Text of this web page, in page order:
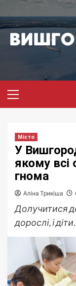
до
вмісту
меню
Місто
У
якому всі
гнома
Аліна Трикіша
Долучитися
дорослі, і діти.